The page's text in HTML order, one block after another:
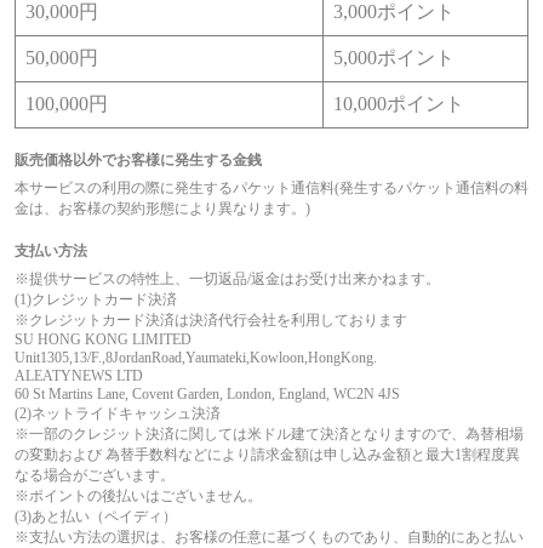
30,000円 3,000ポイント
50,000円 5,000ポイント
100,000円 10,000ポイント
販売価格以外でお客様に発生する金銭
本サービスの利用の際に発生するパケット通信料(発生するパケット通信料の料
金は、お客様の契約形態により異なります。)
支払い方法
※提供サービスの特性上、一切返品/返金はお受け出来かねます。
(1)クレジットカード決済
※クレジットカード決済は決済代行会社を利用しております
SU HONG KONG LIMITED
Unit1305,13/F.,8JordanRoad,Yaumateki,Kowloon,HongKong.
ALEATYNEWS LTD
60 St Martins Lane, Covent Garden, London, England, WC2N 4JS
(2)ネットライドキャッシュ決済
※一部のクレジット決済に関しては米ドル建て決済となりますので、為替相場
の変動および 為替手数料などにより請求金額は申し込み金額と最大1割程度異
なる場合がございます。
※ポイントの後払いはございません。
(3)あと払い（ペイディ）
※支払い方法の選択は、お客様の任意に基づくものであり、自動的にあと払い